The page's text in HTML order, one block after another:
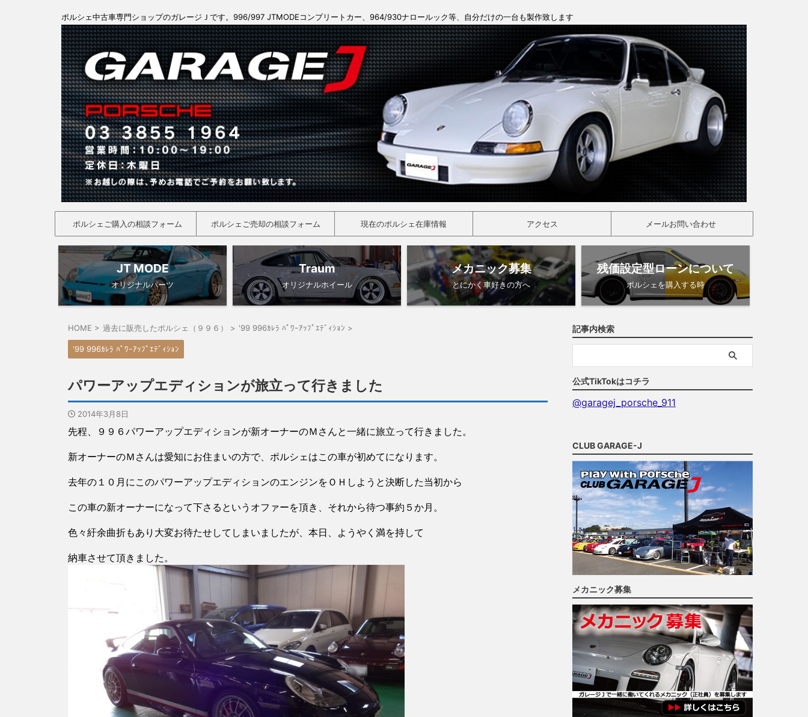
ポルシェ中古車専門ショップのガレージＪです。996/997 JTMODEコンプリートカー、964/930ナロールック等、自分だけの一台も製作致します
ポルシェご購入の相談フォーム ポルシェご売却の相談フォーム 現在のポルシェ在庫情報 アクセス メールお問い合わせ
JT MODE
オリジナルパーツ
Traum
オリジナルホイール
メカニック募集
とにかく車好きの方へ
残価設定型ローンについて
ポルシェを購入する時
HOME > 過去に販売したポルシェ（９９６） > '99 996ｶﾚﾗ ﾊﾟﾜｰｱｯﾌﾟｴﾃﾞｨｼｮﾝ >
'99 996ｶﾚﾗ ﾊﾟﾜｰｱｯﾌﾟｴﾃﾞｨｼｮﾝ
パワーアップエディションが旅立って行きました
2014年3月8日
先程、９９６パワーアップエディションが新オーナーのＭさんと一緒に旅立って行きました。
新オーナーのＭさんは愛知にお住まいの方で、ポルシェはこの車が初めてになります。
去年の１０月にこのパワーアップエディションのエンジンをＯＨしようと決断した当初から
この車の新オーナーになって下さるというオファーを頂き、それから待つ事約５か月。
色々紆余曲折もあり大変お待たせしてしまいましたが、本日、ようやく満を持して
納車させて頂きました。
記事内検索
公式TikTokはコチラ
@garagej_porsche_911
CLUB GARAGE-J
メカニック募集